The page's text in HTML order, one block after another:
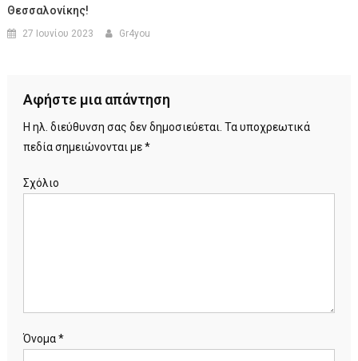
Θεσσαλονίκης!
27 Ιουνίου 2023 Gr4you
Αφήστε μια απάντηση
Η ηλ. διεύθυνση σας δεν δημοσιεύεται. Τα υποχρεωτικά
πεδία σημειώνονται με*
Σχόλιο
Όνομα*